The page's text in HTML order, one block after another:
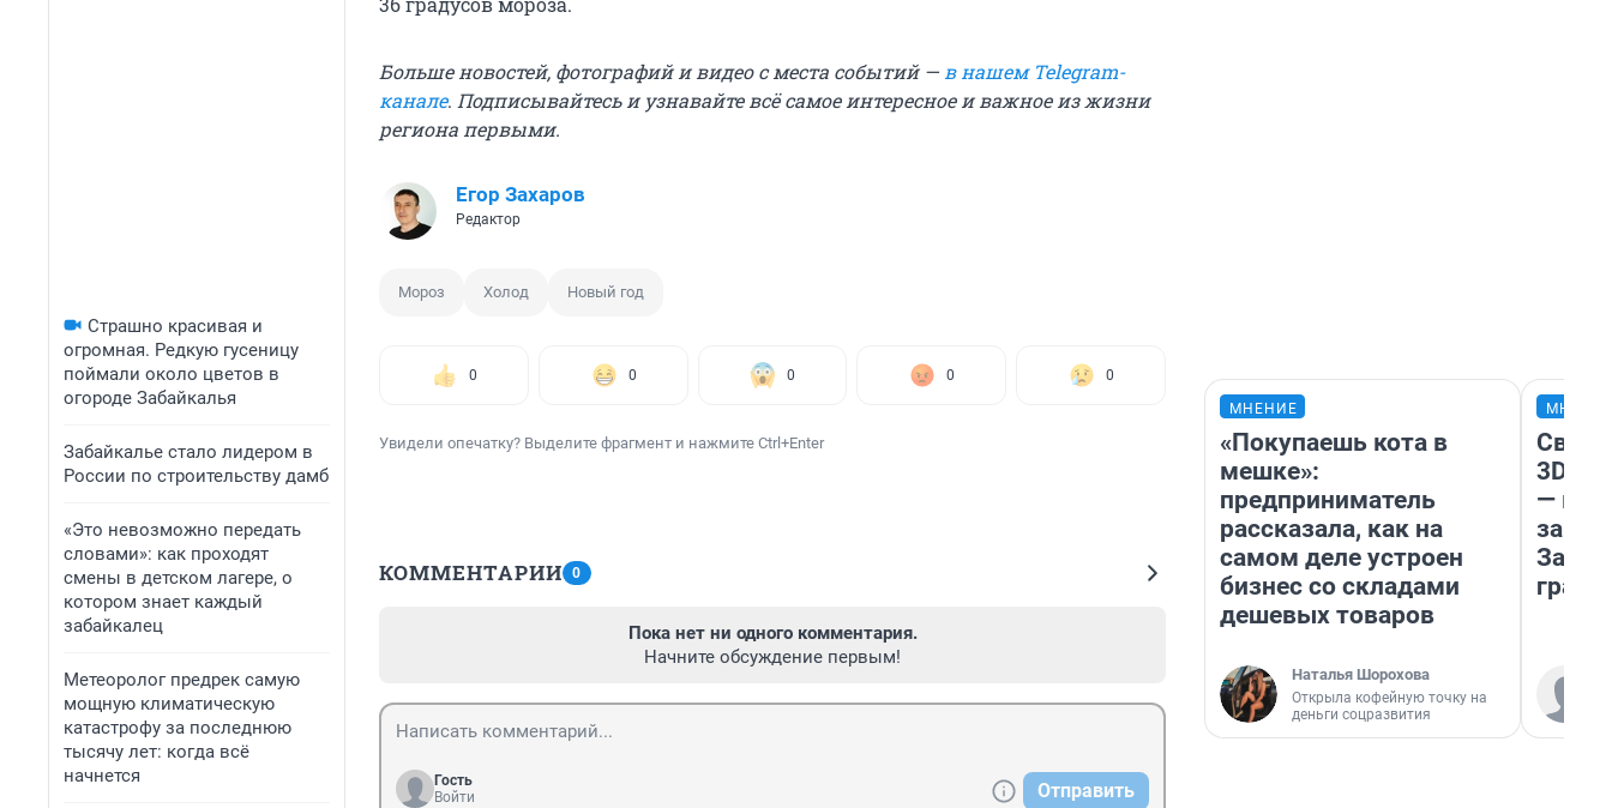
Страшно красивая и
огромная. Редкую гусеницу
поймали около цветов в
огороде Забайкалья
Забайкалье стало лидером в
России по строительству дамб
«Это невозможно передать
словами»: как проходят
смены в детском лагере, о
котором знает каждый
забайкалец
Метеоролог предрек самую
мощную климатическую
катастрофу за последнюю
тысячу лет: когда всё
начнется
Больше новостей, фотографий и видео с места событий — в нашем Telegram-
канале. Подписывайтесь и узнавайте всё самое интересное и важное из жизни
региона первыми.
Егор Захаров
Редактор
Мороз Холод Новый год
0 0 0 0 0
Увидели опечатку? Выделите фрагмент и нажмите Ctrl+Enter
КОММЕНТАРИИ 0
Пока нет ни одного комментария.
Начните обсуждение первым!
Гость
Войти
Отправить
МНЕНИЕ
«Покупаешь кота в
мешке»:
предприниматель
рассказала, как на
самом деле устроен
бизнес со складами
дешевых товаров
Наталья Шорохова
Открыла кофейную точку на
деньги соцразвития
— как